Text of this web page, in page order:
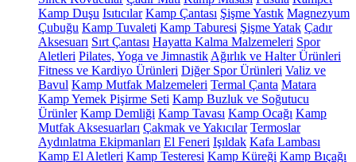
Kamp Duşu Isıtıcılar Kamp Çantası Şişme Yastık Magnezyum
Çubuğu Kamp Tuvaleti Kamp Taburesi Şişme Yatak Çadır
Aksesuarı Sırt Çantası Hayatta Kalma Malzemeleri Spor
Aletleri Pilates, Yoga ve Jimnastik Ağırlık ve Halter Ürünleri
Fitness ve Kardiyo Ürünleri Diğer Spor Ürünleri Valiz ve
Bavul Kamp Mutfak Malzemeleri Termal Çanta Matara
Kamp Yemek Pişirme Seti Kamp Buzluk ve Soğutucu
Ürünler Kamp Demliği Kamp Tavası Kamp Ocağı Kamp
Mutfak Aksesuarları Çakmak ve Yakıcılar Termoslar
Aydınlatma Ekipmanları El Feneri Işıldak Kafa Lambası
Kamp El Aletleri Kamp Testeresi Kamp Küreği Kamp Bıçağı